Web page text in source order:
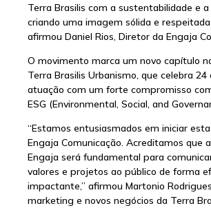
Terra Brasilis com a sustentabilidade e a
criando uma imagem sólida e respeitada
afirmou Daniel Rios, Diretor da Engaja
O movimento marca um novo capítulo
Terra Brasilis Urbanismo, que celebra 24
atuação com um forte compromisso
ESG (Environmental, Social, and
“Estamos entusiasmados em iniciar
Engaja Comunicação. Acreditamos que
Engaja será fundamental para
valores e projetos ao público de forma
impactante,” afirmou Martonio
marketing e novos negócios da Terra